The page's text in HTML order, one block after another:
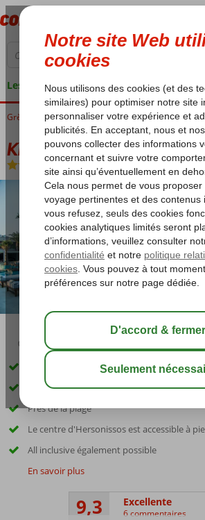
Les garanties de vacances
Grèce Crète Chersonissos King Minos Retreat
King Minos Retreat Resort &
Demi-pension-Hôtel
03:30
Chambres avec bain à remous ou piscine
Vues panoramiques sur la mer
Près de la plage
Le centre d'Hersonissos est accessible à
All inclusive également possible
En savoir plus
9,3 Excellente
6 commentaires